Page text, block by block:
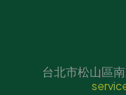
台北市松山區